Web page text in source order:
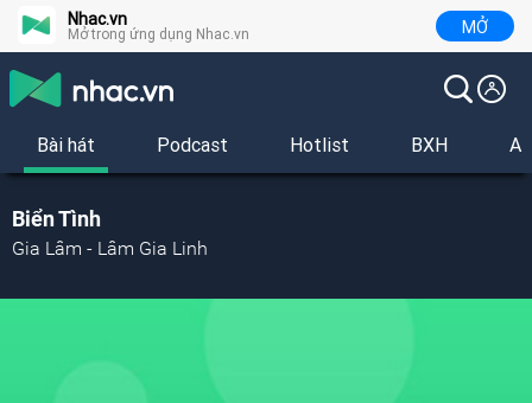
Nhac.vn
Mở trong ứng dụng Nhac.vn MỞ
Bài hát Podcast Hotlist BXH
Biển Tình
Gia Lâm - Lâm Gia Linh